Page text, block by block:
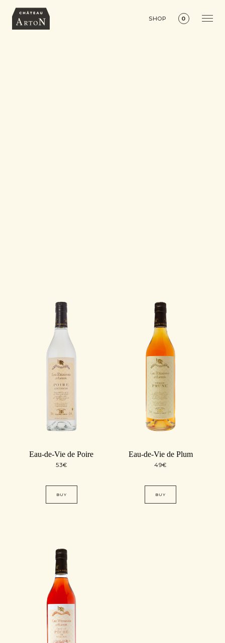
SHOP 0
Eau-de-Vie de Poire
53€
BUY
Eau-de-Vie de Plum
49€
BUY